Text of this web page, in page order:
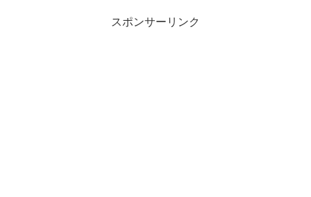
スポンサーリンク